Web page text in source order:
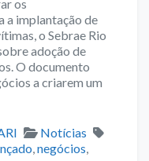
os
a implantação de
o Sebrae Rio
adoção de
O documento
a criarem um
Categories
Notícias
Tags
,negócios,